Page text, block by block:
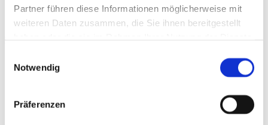
Partner führen diese Informationen möglicherweise mit
weiteren Daten zusammen, die Sie ihnen bereitgestellt
Notwendig
Präferenzen
Beiträge